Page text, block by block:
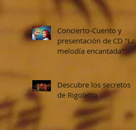
Concierto-Cuento y
presentación de CD "La
melodía encantada"
Descubre los secretos
de Rigoletto